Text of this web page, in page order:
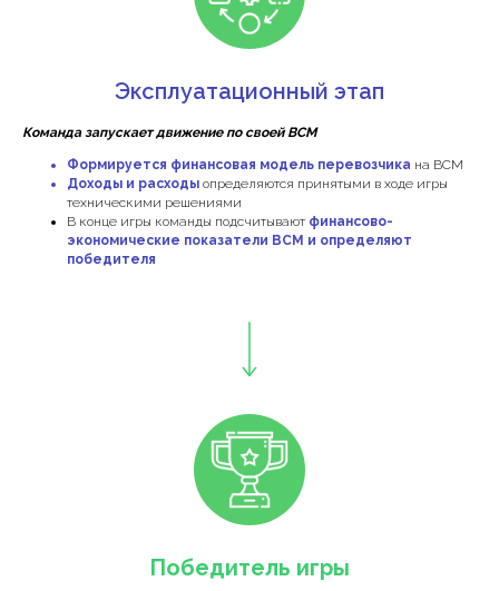
Эксплуатационный этап
Команда запускает движение по своей ВСМ
Формируется финансовая модель перевозчика на ВСМ
Доходы и расходы определяются принятыми в ходе игры
техническими решениями
В конце игры команды подсчитывают финансово-
экономические показатели ВСМ и определяют
победителя
Победитель игры